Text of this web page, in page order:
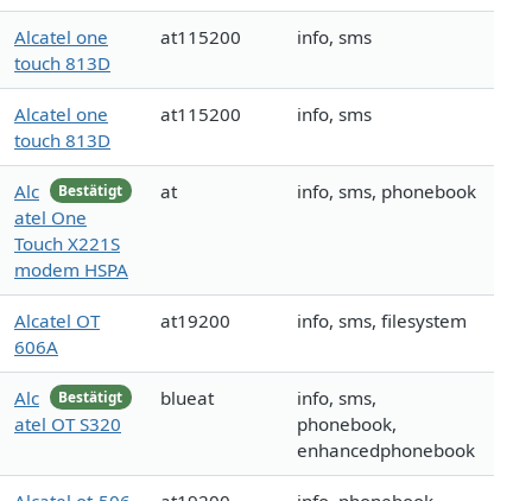
Alcatel one
touch 813D
at115200 info, sms
Alcatel one
touch 813D
at115200 info, sms
Bestätigt
Alc
atel One
Touch X221S
modem HSPA
at info, sms, phonebook
Alcatel OT
606A
at19200 info, sms, filesystem
Bestätigt
Alc
atel OT S320
blueat
info, sms,
phonebook,
enhancedphonebook